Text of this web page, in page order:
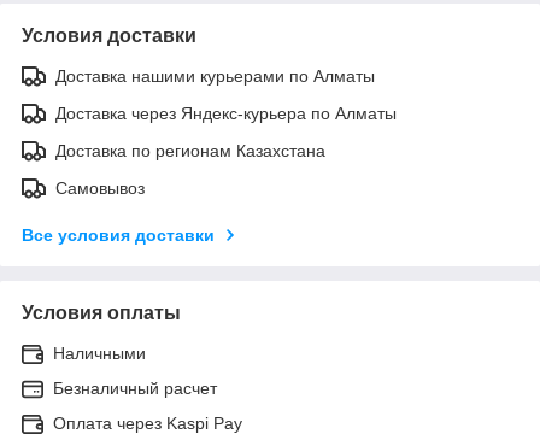
Условия доставки
Доставка нашими курьерами по Алматы
Доставка через Яндекс-курьера по Алматы
Доставка по регионам Казахстана
Самовывоз
Все условия доставки
Условия оплаты
Наличными
Безналичный расчет
Оплата через Kaspi Pay